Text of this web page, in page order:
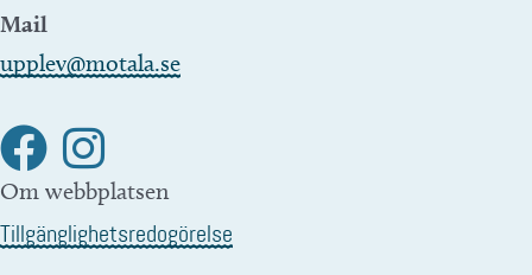
Mail
upplev@motala.se
Om webbplatsen
Tillgänglighetsredogörelse